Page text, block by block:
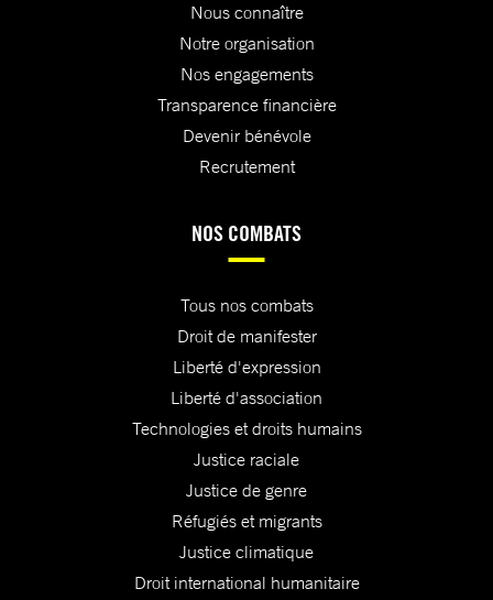
Nous connaître
Notre organisation
Nos engagements
Transparence financière
Devenir bénévole
Recrutement
NOS COMBATS
Tous nos combats
Droit de manifester
Liberté d'expression
Liberté d'association
Technologies et droits humains
Justice raciale
Justice de genre
Réfugiés et migrants
Justice climatique
Droit international humanitaire